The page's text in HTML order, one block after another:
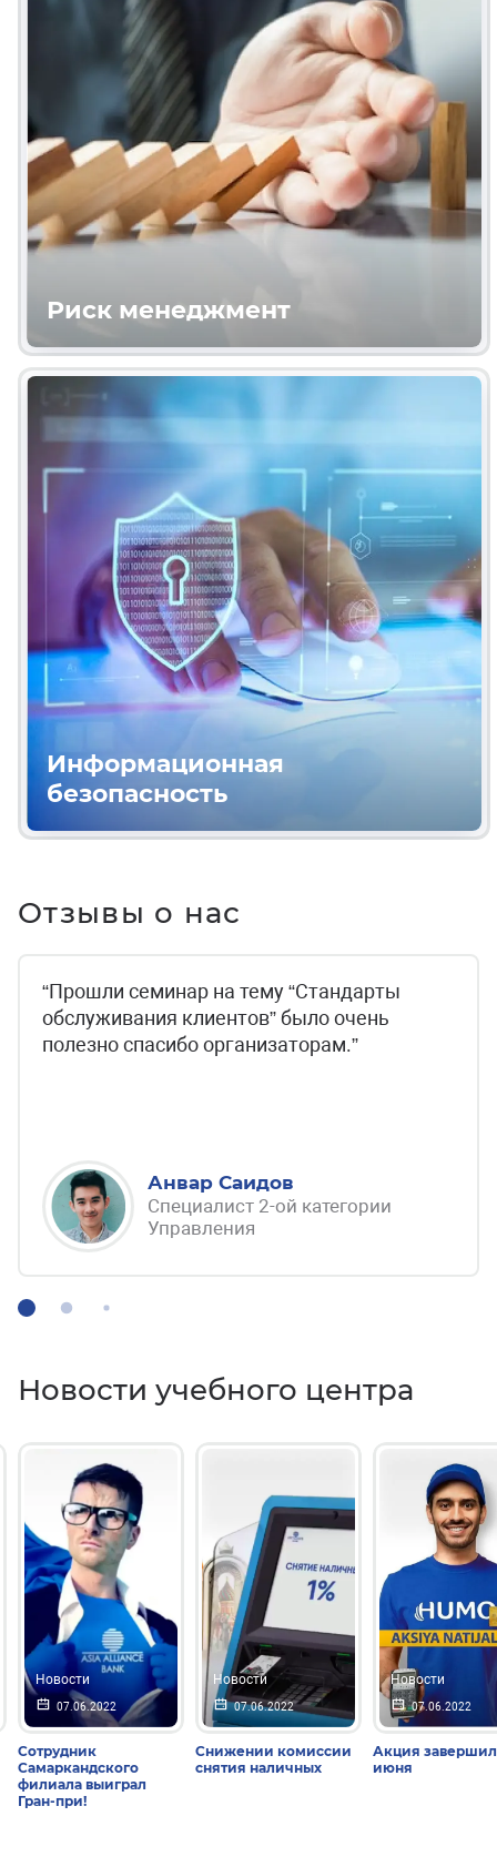
Риск менеджмент
Информационная
безопасность
Отзывы о нас
“Прошли семинар на тему “Стандарты
обслуживания клиентов” было очень
полезно спасибо организаторам.”
Анвар Саидов
Специалист 2-ой категории
Управления
Новости учебного центра
Новости
07.06.2022
Сотрудник
Самаркандского
филиала выиграл
Гран-при!
Новости
07.06.2022
Снижении комиссии
снятия наличных
Новости
07.06.2022
Акция
июня